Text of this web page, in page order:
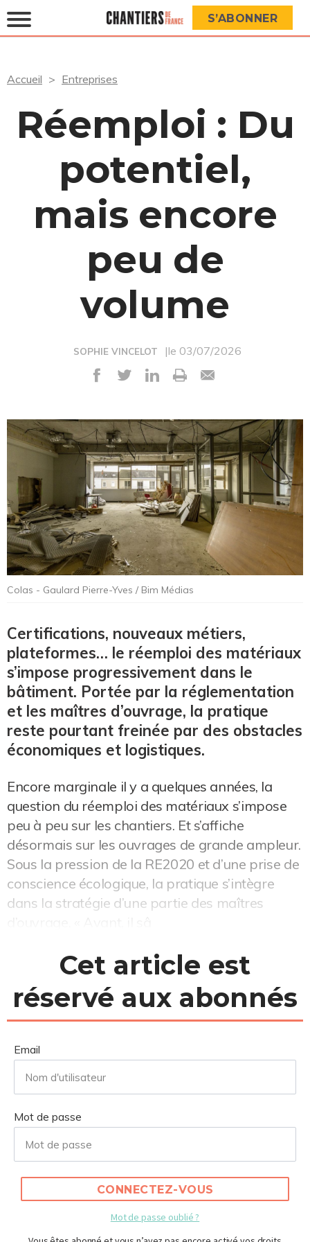
S’ABONNER
Accueil Entreprises
Réemploi : Du
potentiel,
mais encore
peu de
volume
SOPHIE VINCELOT |le 03/07/2026
Colas - Gaulard Pierre-Yves / Bim Médias
Certifications, nouveaux métiers,
plateformes… le réemploi des matériaux
s’impose progressivement dans le
bâtiment. Portée par la réglementation
et les maîtres d’ouvrage, la pratique
reste pourtant freinée par des obstacles
économiques et logistiques.
Encore marginale il y a quelques années, la
question du réemploi des matériaux s’impose
peu à peu sur les chantiers. Et s’affiche
désormais sur les ouvrages de grande ampleur.
Sous la pression de la RE2020 et d’une prise de
conscience écologique, la pratique s’intègre
dans la stratégie d’une partie des maîtres
Cet article est
réservé aux abonnés
Email
Mot de passe
CONNECTEZ-VOUS
Mot de passe oublié ?